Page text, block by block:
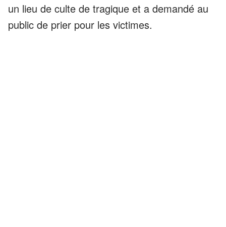
un lieu de culte de tragique et a demandé au
public de prier pour les victimes.